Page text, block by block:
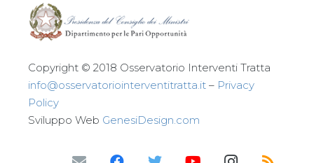
Copyright © 2018 Osservatorio Interventi Tratta
info@osservatoriointerventitratta.it – Privacy
Policy
Sviluppo Web GenesiDesign.com